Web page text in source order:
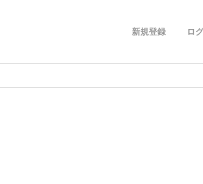
ロ
新規登録